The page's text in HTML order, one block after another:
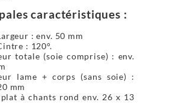
caractéristiques :
: env. 50 mm
: 120°.
totale (soie comprise) : env.
lame + corps (sans soie) :
mm
à chants rond env. 26 x 13